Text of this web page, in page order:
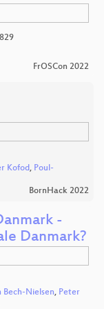
829
FrOSCon 2022
Kofod, Poul-
BornHack 2022
-
Danmark?
Bech-Nielsen, Peter